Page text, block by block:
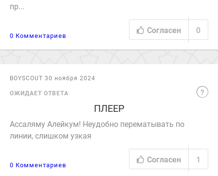
пр...
0 Комментариев
Согласен 0
BOYSCOUT 30 ноября 2024
ОЖИДАЕТ ОТВЕТА
ПЛЕЕР
Ассаляму Алейкум! Неудобно перематывать по
линии, слишком узкая
0 Комментариев
Согласен 1